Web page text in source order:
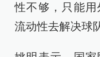
性不够，只能
流动性去解决球